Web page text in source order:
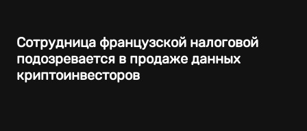
Сотрудница французской налоговой
подозревается в продаже данных
криптоинвесторов